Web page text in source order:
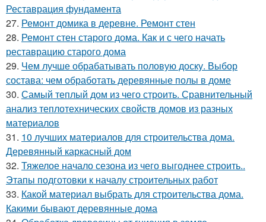
Реставрация фундамента
27. Ремонт домика в деревне. Ремонт стен
28. Ремонт стен старого дома. Как и с чего начать
реставрацию старого дома
29. Чем лучше обрабатывать половую доску. Выбор
состава: чем обработать деревянные полы в доме
30. Самый теплый дом из чего строить. Сравнительный
анализ теплотехнических свойств домов из разных
материалов
31. 10 лучших материалов для строительства дома.
Деревянный каркасный дом
32. Тяжелое начало сезона из чего выгоднее строить..
Этапы подготовки к началу строительных работ
33. Какой материал выбрать для строительства дома.
Какими бывают деревянные дома